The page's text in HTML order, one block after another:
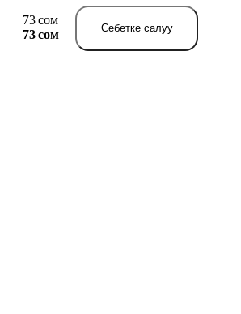
73 сом
73 сом
Себетке салуу